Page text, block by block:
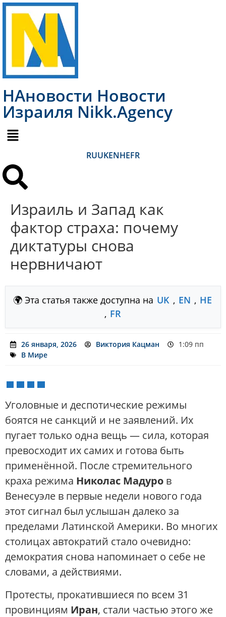
НАновости Новости
Израиля Nikk.Agency
RUUKENHEFR
Израиль и Запад как
фактор страха: почему
диктатуры снова
нервничают
🌍 Эта статья также доступна на UK , EN , HE
, FR
26 января, 2026 Виктория Кацман
1:09 пп
В Мире
Уголовные и деспотические режимы
боятся не санкций и не заявлений. Их
пугает только одна вещь — сила, которая
превосходит их самих и готова быть
применённой. После стремительного
краха режима Николас Мадуро в
Венесуэле в первые недели нового года
этот сигнал был услышан далеко за
пределами Латинской Америки. Во многих
столицах автократий стало очевидно:
демократия снова напоминает о себе не
словами, а действиями.
Протесты, прокатившиеся по всем 31
провинциям Иран, стали частью этого же